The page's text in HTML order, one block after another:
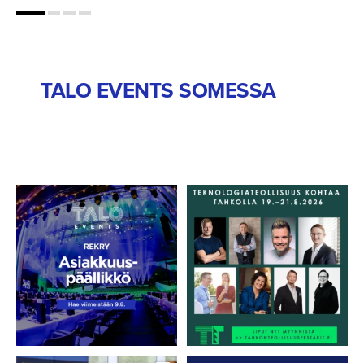
TALO EVENTS SOMESSA
REKRY:
Asiakkuuspäällikkö 📌
Haluatko tehdä...
37 0
Tapahtuma siirtyy. Uusi
ajankohta on
...
11 0